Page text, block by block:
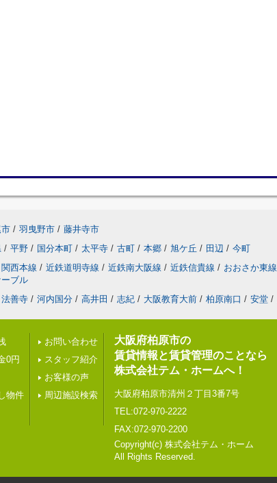
市 / 羽曳野市 / 藤井寺市
/ 平野 / 国分本町 / 太平寺 / 古町 / 本郷 / 旭ケ丘 / 田辺 / 今町
関西本線 / 近鉄道明寺線 / 近鉄南大阪線 / 近鉄信貴線 / おおさか東線
ブル
法善寺 / 河内国分 / 高井田 / 志紀 / 大阪教育大前 / 柏原南口 / 安堂 /
0円
物件
お問い合わせ
スタッフ紹介
お客様の声
周辺施設検索
大阪府柏原市の
賃貸情報と賃貸管理のことなら
株式会社テム・ホームへ！
大阪府柏原市清州２丁目3番7号
TEL:072-970-2222
FAX:072-970-2200
Copyright(c) 株式会社テム・ホーム
All Rights Reserved.